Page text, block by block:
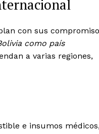
con sus
como país
a varias regiones,
e insumos